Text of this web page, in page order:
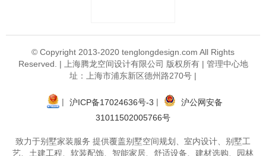
© Copyright 2013-2020 tenglongdesign.com All Rights
Reserved. | 上海腾龙空间设计有限公司 版权所有 | 管理中心地
址：上海市浦东新区德州路270号 |
| 沪ICP备17024636号-3 |
沪公网安备
31011502005766号
致力于别墅家装服务 提供覆盖别墅空间规划、室内设计、别墅工
艺、土建工程、软装配饰、智能家居、舒适设备、建材选购、园林